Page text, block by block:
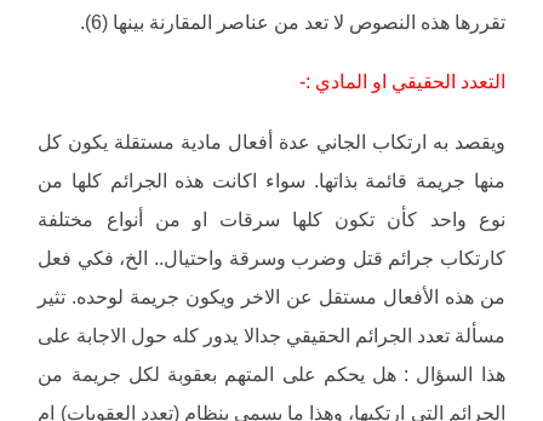
تقررها هذه النصوص لا تعد من عناصر المقارنة بينها (6).
التعدد الحقيقي او المادي :-
ويقصد به ارتكاب الجاني عدة أفعال مادية مستقلة يكون كل
منها جريمة قائمة بذاتها. سواء اكانت هذه الجرائم كلها من
نوع واحد كأن تكون كلها سرقات او من أنواع مختلفة
كارتكاب جرائم قتل وضرب وسرقة واحتيال.. الخ، فكي فعل
من هذه الأفعال مستقل عن الاخر ويكون جريمة لوحده. تثير
مسألة تعدد الجرائم الحقيقي جدالا يدور كله حول الاجابة على
هذا السؤال : هل يحكم على المتهم بعقوبة لكل جريمة من
الجرائم التي ارتكبها، وهذا ما يسمى بنظام (تعدد العقوبات) ام